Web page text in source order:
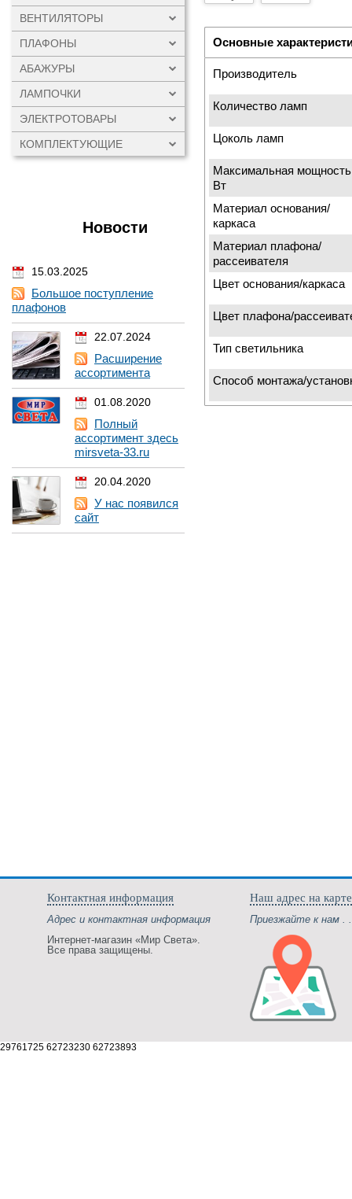
ВЕНТИЛЯТОРЫ
ПЛАФОНЫ
АБАЖУРЫ
ЛАМПОЧКИ
ЭЛЕКТРОТОВАРЫ
КОМПЛЕКТУЮЩИЕ
Новости
15.03.2025
Большое поступление
плафонов
22.07.2024
Расширение
ассортимента
01.08.2020
Полный
ассортимент здесь
mirsveta-33.ru
20.04.2020
У нас появился
сайт
Основные
Производитель
Количество ламп
Цоколь ламп
Максимальная
Вт
Материал основания/
каркаса
Материал плафона/
рассеивателя
Цвет основания/каркаса
Цвет плафона/
Тип светильника
Способ монтажа/
Контактная информация
Адрес и контактная информация
Интернет-магазин «Мир Света».
Все права защищены.
Наш адрес на карте
Приезжайте к нам .
29761725 62723230 62723893